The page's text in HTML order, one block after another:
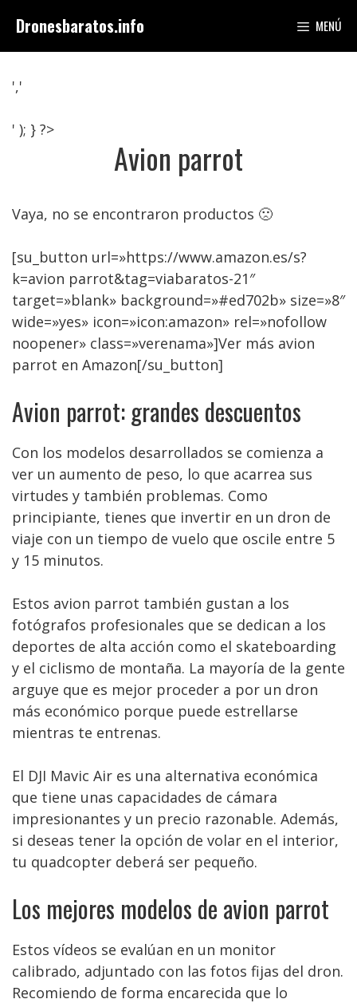
contenido
Dronesbaratos.info MENÚ
','
' ); } ?>
Avion parrot
Vaya, no se encontraron productos 🙁
[su_button url=»https://www.amazon.es/s?
k=avion parrot&tag=viabaratos-21″
target=»blank» background=»#ed702b» size=»8″
wide=»yes» icon=»icon:amazon» rel=»nofollow
noopener» class=»verenama»]Ver más avion
parrot en Amazon[/su_button]
Avion parrot: grandes descuentos
Con los modelos desarrollados se comienza a
ver un aumento de peso, lo que acarrea sus
virtudes y también problemas. Como
principiante, tienes que invertir en un dron de
viaje con un tiempo de vuelo que oscile entre 5
y 15 minutos.
Estos avion parrot también gustan a los
fotógrafos profesionales que se dedican a los
deportes de alta acción como el skateboarding
y el ciclismo de montaña. La mayoría de la gente
arguye que es mejor proceder a por un dron
más económico porque puede estrellarse
mientras te entrenas.
El DJI Mavic Air es una alternativa económica
que tiene unas capacidades de cámara
impresionantes y un precio razonable. Además,
si deseas tener la opción de volar en el interior,
tu quadcopter deberá ser pequeño.
Los mejores modelos de avion parrot
Estos vídeos se evalúan en un monitor
calibrado, adjuntado con las fotos fijas del dron.
Recomiendo de forma encarecida que lo